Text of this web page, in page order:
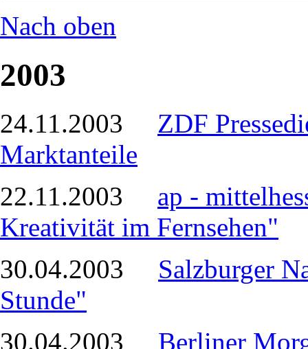
Nach oben
2003
24.11.2003 ZDF
Marktanteile
22.11.2003 ap -
Kreativität im Fernsehen"
30.04.2003 Salzburger
Stunde"
30.04.2003 Berliner